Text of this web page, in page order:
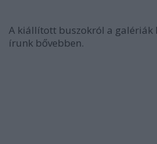
A kiállított buszokról a galériák
írunk bővebben.